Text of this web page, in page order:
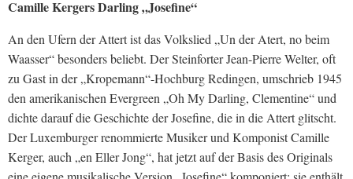
Camille Kergers Darling „Josefine“
An den Ufern der Attert ist das Volkslied „Un der Atert, no beim
Waasser“ besonders beliebt. Der Steinforter Jean-Pierre Welter, oft
zu Gast in der „Kropemann“-Hochburg Redingen, umschrieb 1945
den amerikanischen Evergreen „Oh My Darling, Clementine“ und
dichte darauf die Geschichte der Josefine, die in die Attert glitscht.
Der Luxemburger renommierte Musiker und Komponist Camille
Kerger, auch „en Eller Jong“, hat jetzt auf der Basis des Originals